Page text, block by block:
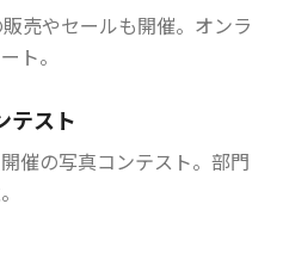
売やセールも開催。オンラ
ト。
テスト
催の写真コンテスト。部門